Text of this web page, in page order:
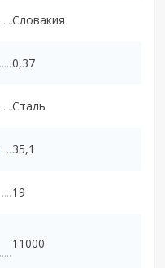
Словакия
0,37
Сталь
35,1
19
11000